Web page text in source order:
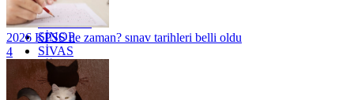
SAKARYA
SAMSUN
SİNOP
SİVAS
SİİRT
TEKİRDAĞ
TOKAT
2026 KPSS ne zaman? sınav tarihleri belli oldu
4